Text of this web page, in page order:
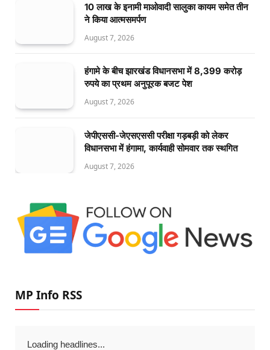
10 लाख के इनामी माओवादी सालुका कायम समेत तीन
ने किया आत्मसमर्पण
August 7, 2026
हंगामे के बीच झारखंड विधानसभा में 8,399 करोड़
रुपये का प्रथम अनुपूरक बजट पेश
August 7, 2026
जेपीएससी-जेएसएससी परीक्षा गड़बड़ी को लेकर
विधानसभा में हंगामा, कार्यवाही सोमवार तक स्थगित
August 7, 2026
MP Info RSS
Loading headlines...